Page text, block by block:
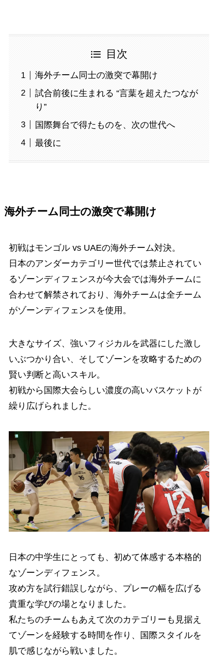
目次
海外チーム同士の激突で幕開け
試合前後に生まれる “言葉を超えたつなが
り”
国際舞台で得たものを、次の世代へ
最後に
海外チーム同士の激突で幕開け
初戦はモンゴル vs UAEの海外チーム対決。
日本のアンダーカテゴリー世代では禁止されてい
るゾーンディフェンスが今大会では海外チームに
合わせて解禁されており、海外チームは全チーム
がゾーンディフェンスを使用。
大きなサイズ、強いフィジカルを武器にした激し
いぶつかり合い、そしてゾーンを攻略するための
賢い判断と高いスキル。
初戦から国際大会らしい濃度の高いバスケットが
繰り広げられました。
日本の中学生にとっても、初めて体感する本格的
なゾーンディフェンス。
攻め方を試行錯誤しながら、プレーの幅を広げる
貴重な学びの場となりました。
私たちのチームもあえて次のカテゴリーも見据え
てゾーンを経験する時間を作り、国際スタイルを
肌で感じながら戦いました。